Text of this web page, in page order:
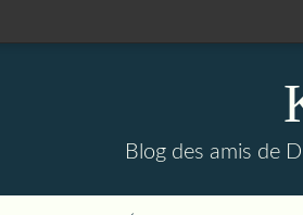
Blog des amis de